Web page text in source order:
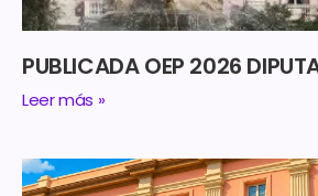
PUBLICADA OEP 2026
Leer más »